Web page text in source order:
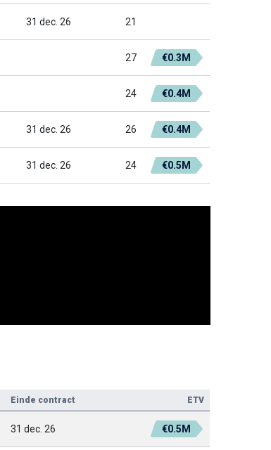
31 dec. 26 21
27 €0.3M
24 €0.4M
31 dec. 26 26 €0.4M
31 dec. 26 24 €0.5M
Einde contract ETV
31 dec. 26 €0.5M